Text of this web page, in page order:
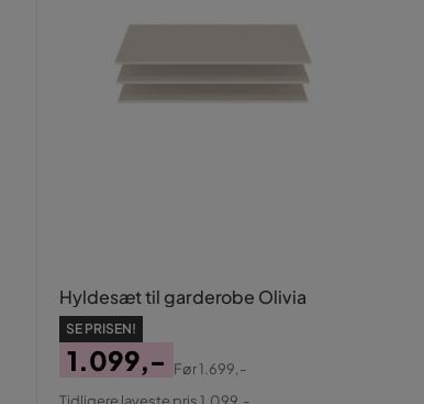
Hyldesæt til garderobe Olivia
SE PRISEN!
Pris
1.099,-
Original
Før1.699,-
Tidligere laveste pris 1.099,-